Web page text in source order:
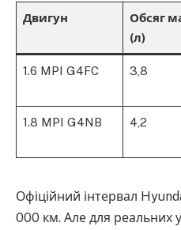
Двигун
Обсяг
(л)
1.6 MPI G4FC 3,8
1.8 MPI G4NB 4,2
Офіційний інтервал
000 км. Але для реальних